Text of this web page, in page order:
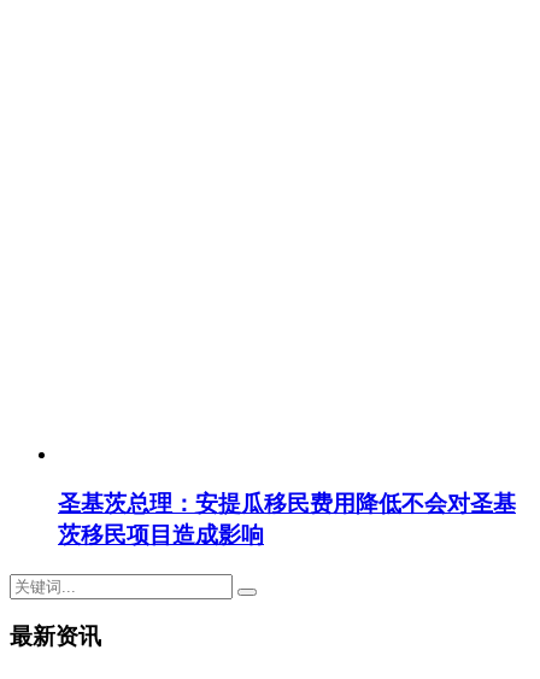
圣基茨总理：安提瓜移民费用降低不会对圣基
茨移民项目造成影响
最新资讯